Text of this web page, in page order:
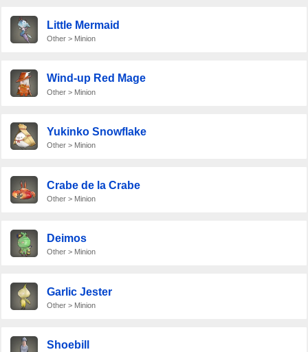
Little Mermaid
Other > Minion
Wind-up Red Mage
Other > Minion
Yukinko Snowflake
Other > Minion
Crabe de la Crabe
Other > Minion
Deimos
Other > Minion
Garlic Jester
Other > Minion
Shoebill